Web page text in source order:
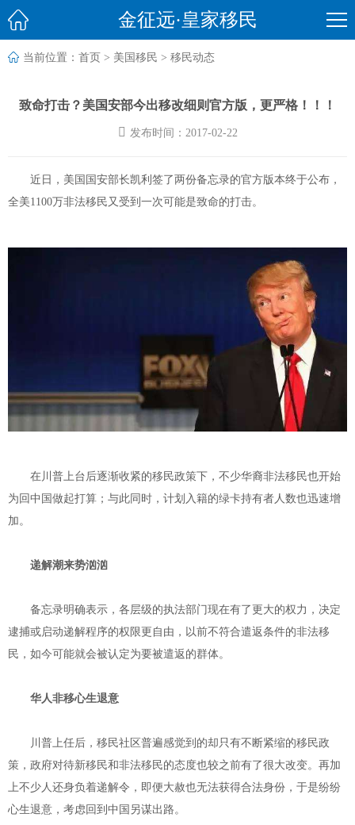
 金征远·皇家移民
 当前位置： 首页 > 美国移民 > 移民动态
致命打击？美国安部今出移改细则官方版，更严格！！！
 发布时间：2017-02-22
近日， 美国国安部长凯利签了两份备忘录的官方版本终于公布，
全美1100万非法移民又受到一次可能是致命的打击。
在川普上台后逐渐收紧的移民政策下，不少华裔非法移民也开始
为回中国做起打算；与此同时，计划入籍的绿卡持有者人数也迅速增
加。
递解潮来势汹汹
备忘录明确表示，各层级的执法部门现在有了更大的权力，决定
逮捕或启动递解程序的权限更自由，以前不符合遣返条件的非法移
民，如今可能就会被认定为要被遣返的群体。
华人非移心生退意
川普上任后，移民社区普遍感觉到的却只有不断紧缩的移民政
策，政府对待新移民和非法移民的态度也较之前有了很大改变。再加
上不少人还身负着递解令，即便大赦也无法获得合法身份，于是纷纷
心生退意，考虑回到中国另谋出路。